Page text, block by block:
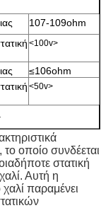
107-109ohm
<100v>
≤106ohm
<50v>
, το οποίο συνδέεται
στατική
Αυτή η
χαλί παραμένει